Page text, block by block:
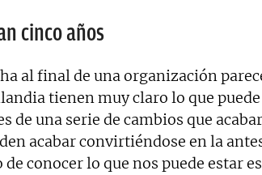
cinco años
al final de una organización
tienen muy claro lo que
de una serie de cambios que
acabar convirtiéndose en la
conocer lo que nos puede estar